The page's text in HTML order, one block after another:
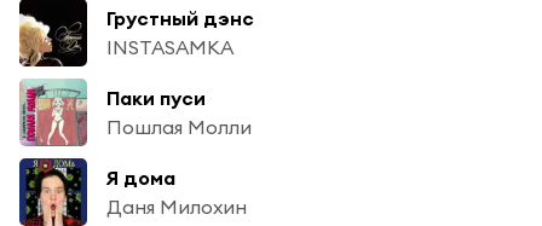
Грустный дэнс
INSTASAMKA
Паки пуси
Пошлая Молли
Я дома
Даня Милохин